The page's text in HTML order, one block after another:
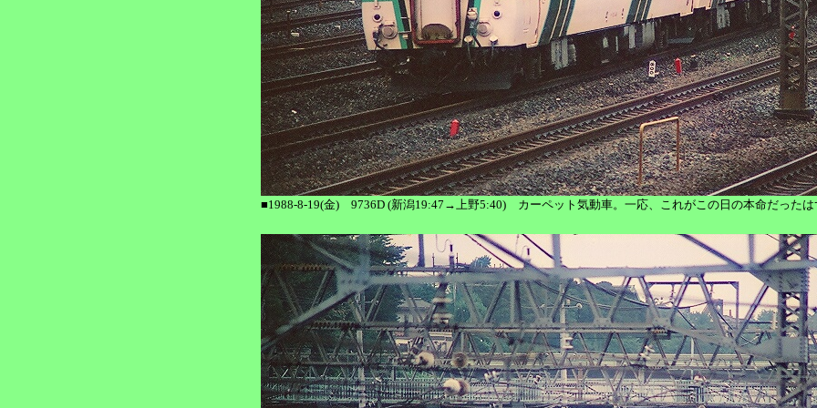
■1988-8-19(金) 9736D (新潟19:47→上野5:40) カーペット気動車。一応、これがこの日の本命だったは